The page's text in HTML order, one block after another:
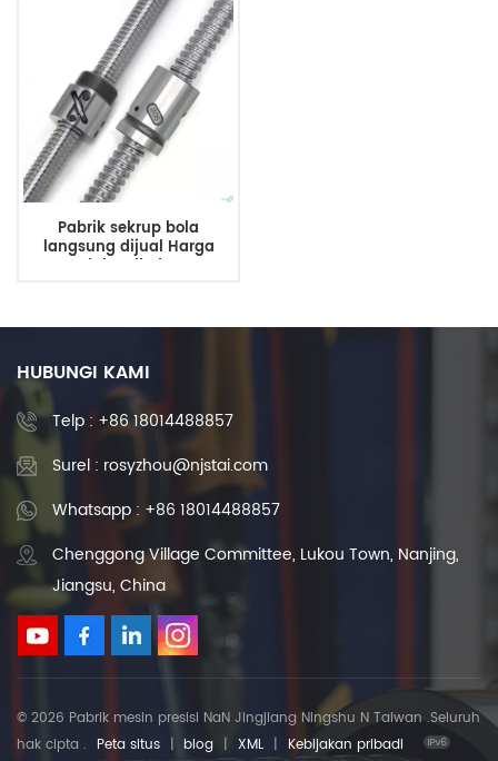
Pabrik sekrup bola
langsung dijual Harga
rendah Rolled CNC
HUBUNGI KAMI
Telp : +86 18014488857
Surel : rosyzhou@njstai.com
Whatsapp : +86 18014488857
Chenggong Village Committee, Lukou Town, Nanjing,
Jiangsu, China
© 2026 Pabrik mesin presisi NaN Jingjiang Ningshu N Taiwan .Seluruh
hak cipta . Peta situs | blog | XML | Kebijakan pribadi